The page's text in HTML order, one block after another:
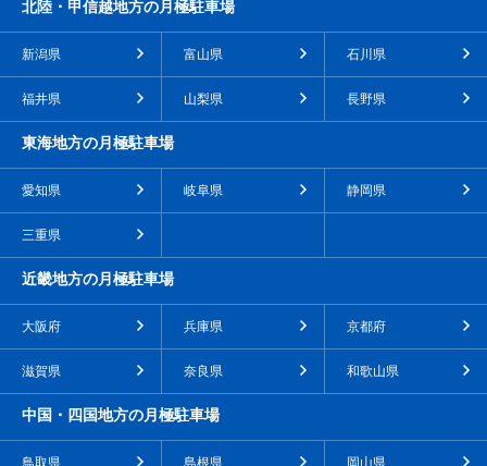
北陸・甲信越地方の月極駐車場
新潟県 富山県 石川県
福井県 山梨県 長野県
東海地方の月極駐車場
愛知県 岐阜県 静岡県
三重県
近畿地方の月極駐車場
大阪府 兵庫県 京都府
滋賀県 奈良県 和歌山県
中国・四国地方の月極駐車場
鳥取県 島根県 岡山県